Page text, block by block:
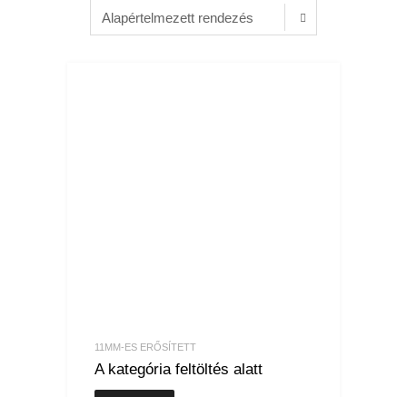
11MM-ES ERŐSÍTETT
A kategória feltöltés alatt